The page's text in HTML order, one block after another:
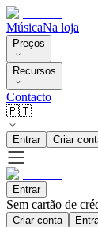
MúsicaNa loja
Preços
Recursos
Contacto
🇵🇹
Entrar Criar
Entrar
Sem cartão de
Criar conta